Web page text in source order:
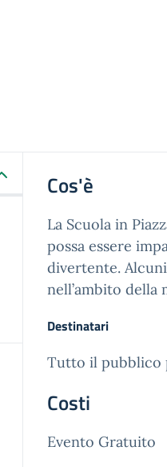
Cos'è
La Scuola in
possa essere
divertente.
nell’ambito della
Destinatari
Tutto il pubblico
Costi
Evento Gratuito